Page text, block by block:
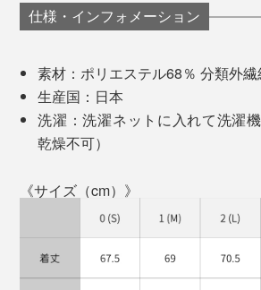
ジャケットを羽織っても収まりが良
も「Vゾーン」が立体的に。顔立ち
て見せてくれます。
「 世界のビッグメゾンがこぞって使
実はカジナイロン製
んてもったいない。
直接発信し、北陸を盛り上げることが
そんな想いから生まれました。
酷暑の中を歩き回り、冷房の効いた
む。そんな過酷な日常でも、この生
仕様・インフォメーション
素材：ポリエステル68％ 分類外
生産国：日本
洗濯：洗濯ネットに入れて洗濯
乾燥不可）
《サイズ（cm）》